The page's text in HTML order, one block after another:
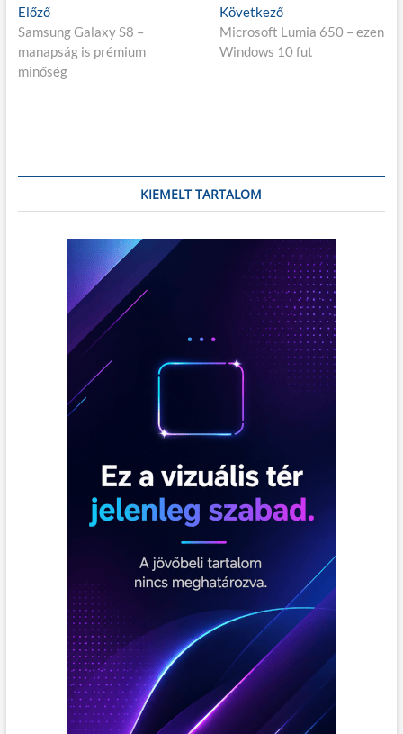
Bejegyzés
navigáció
ElőzőE
l
ő
z
Samsung Galaxy S8 –
manapság is prémium
minőség
KövetkezőK
ö
v
o
t
:
Microsoft Lumia 650 – ezen
Windows 10 fut
KIEMELT TARTALOM